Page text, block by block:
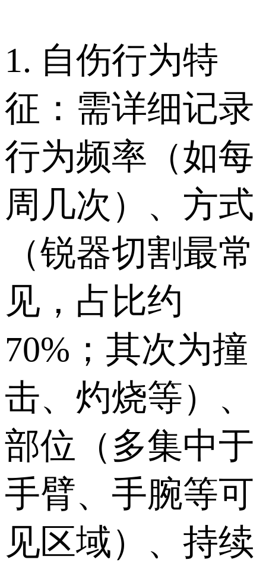
1. 自伤行为特
征：需详细记录
行为频率（如每
周几次）、方式
（锐器切割最常
见，占比约
70%；其次为撞
击、灼烧等）、
部位（多集中于
手臂、手腕等可
见区域）、持续